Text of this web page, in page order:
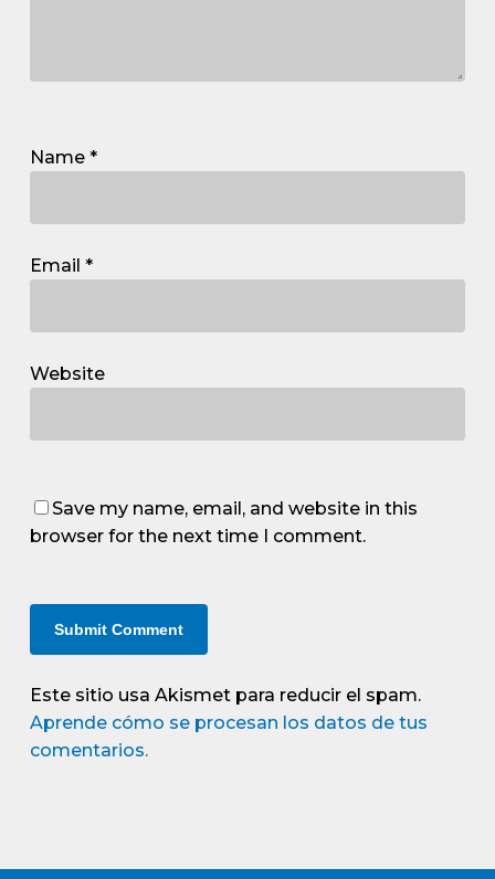
Name *
Email *
Website
Save my name, email, and website in this
browser for the next time I comment.
Este sitio usa Akismet para reducir el spam.
Aprende cómo se procesan los datos de tus
comentarios.